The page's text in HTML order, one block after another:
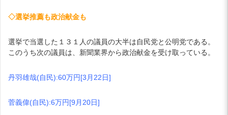
◇選挙推薦も政治献金も
選挙で当選した１３１人の議員の大半は自民党と公明党である。
このうち次の議員は、新聞業界から政治献金を受け取っている。
丹羽雄哉(自民):60万円[3月22日]
菅義偉(自民):6万円[9月20日]